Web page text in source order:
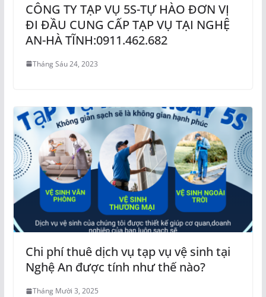
CÔNG TY TẠP VỤ 5S-TỰ HÀO ĐƠN VỊ
ĐI ĐẦU CUNG CẤP TẠP VỤ TẠI NGHỆ
AN-HÀ TĨNH:0911.462.682
Tháng Sáu 24, 2023
Chi phí thuê dịch vụ tạp vụ vệ sinh tại
Nghệ An được tính như thế nào?
Tháng Mười 3, 2025